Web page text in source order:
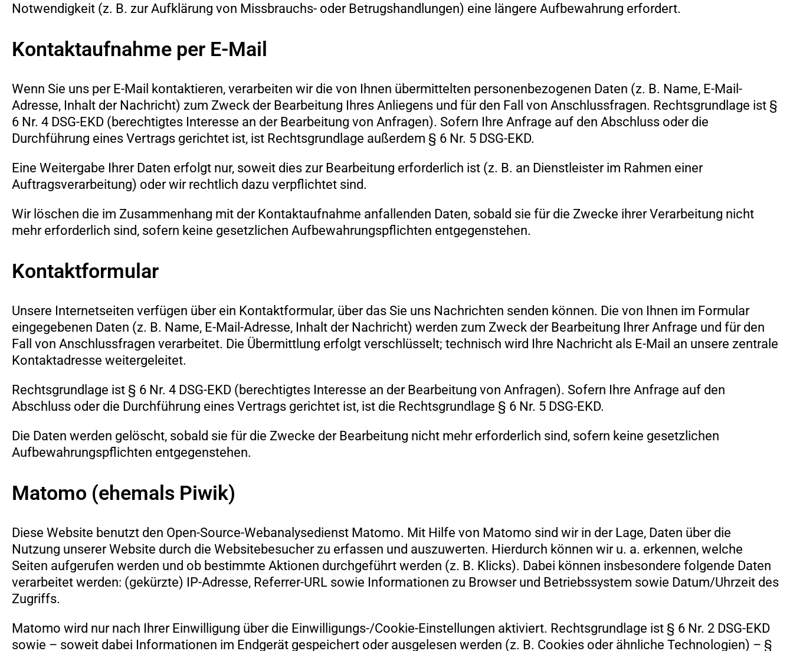
Notwendigkeit (z. B. zur Aufklärung von Missbrauchs- oder Betrugshandlungen) eine längere Aufbewahrung erfordert.
Kontaktaufnahme per E-Mail
Wenn Sie uns per E-Mail kontaktieren, verarbeiten wir die von Ihnen übermittelten personenbezogenen Daten (z. B. Name, E-Mail-
Adresse, Inhalt der Nachricht) zum Zweck der Bearbeitung Ihres Anliegens und für den Fall von Anschlussfragen. Rechtsgrundlage ist §
6 Nr. 4 DSG-EKD (berechtigtes Interesse an der Bearbeitung von Anfragen). Sofern Ihre Anfrage auf den Abschluss oder die
Durchführung eines Vertrags gerichtet ist, ist Rechtsgrundlage außerdem § 6 Nr. 5 DSG-EKD.
Eine Weitergabe Ihrer Daten erfolgt nur, soweit dies zur Bearbeitung erforderlich ist (z. B. an Dienstleister im Rahmen einer
Auftragsverarbeitung) oder wir rechtlich dazu verpflichtet sind.
Wir löschen die im Zusammenhang mit der Kontaktaufnahme anfallenden Daten, sobald sie für die Zwecke ihrer Verarbeitung nicht
mehr erforderlich sind, sofern keine gesetzlichen Aufbewahrungspflichten entgegenstehen.
Kontaktformular
Unsere Internetseiten verfügen über ein Kontaktformular, über das Sie uns Nachrichten senden können. Die von Ihnen im Formular
eingegebenen Daten (z. B. Name, E-Mail-Adresse, Inhalt der Nachricht) werden zum Zweck der Bearbeitung Ihrer Anfrage und für den
Fall von Anschlussfragen verarbeitet. Die Übermittlung erfolgt verschlüsselt; technisch wird Ihre Nachricht als E-Mail an unsere zentrale
Kontaktadresse weitergeleitet.
Rechtsgrundlage ist § 6 Nr. 4 DSG-EKD (berechtigtes Interesse an der Bearbeitung von Anfragen). Sofern Ihre Anfrage auf den
Abschluss oder die Durchführung eines Vertrags gerichtet ist, ist die Rechtsgrundlage § 6 Nr. 5 DSG-EKD.
Die Daten werden gelöscht, sobald sie für die Zwecke der Bearbeitung nicht mehr erforderlich sind, sofern keine gesetzlichen
Aufbewahrungspflichten entgegenstehen.
Matomo (ehemals Piwik)
Diese Website benutzt den Open-Source-Webanalysedienst Matomo. Mit Hilfe von Matomo sind wir in der Lage, Daten über die
Nutzung unserer Website durch die Websitebesucher zu erfassen und auszuwerten. Hierdurch können wir u. a. erkennen, welche
Seiten aufgerufen werden und ob bestimmte Aktionen durchgeführt werden (z. B. Klicks). Dabei können insbesondere folgende Daten
verarbeitet werden: (gekürzte) IP-Adresse, Referrer-URL sowie Informationen zu Browser und Betriebssystem sowie Datum/Uhrzeit des
Zugriffs.
Matomo wird nur nach Ihrer Einwilligung über die Einwilligungs-/Cookie-Einstellungen aktiviert. Rechtsgrundlage ist § 6 Nr. 2 DSG-EKD
sowie – soweit dabei Informationen im Endgerät gespeichert oder ausgelesen werden (z. B. Cookies oder ähnliche Technologien) – §